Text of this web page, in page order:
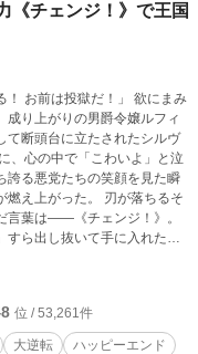
《チェンジ！》で王国
！ お前は投獄だ！」 欲にまみ
成り上がりの男爵令嬢ルフィ
て断頭台に立たされたシルヴ
、心の中で「こわいよ」と泣
誇る悪党たちの笑顔を見た瞬
燃え上がった。 ​刃が落ちるそ
言葉は——《チェンジ！》。
すら出し抜いて手に入れた、
誰も死なない、だけど誰も逃
位 / 53,261件
大逆転
ハッピーエンド